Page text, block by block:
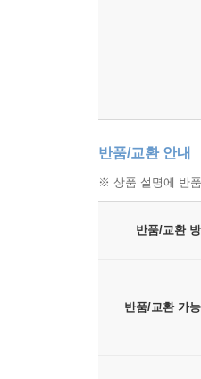
반품/교환 안내
※ 상품 설명에 반
반품/교환 방
반품/교환 가